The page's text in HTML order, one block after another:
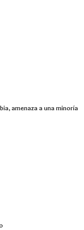
amenaza a una minoría